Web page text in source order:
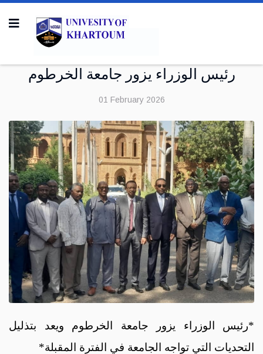
رئيس الوزراء يزور جامعة الخرطوم
01 February 2026
*رئيس الوزراء يزور جامعة الخرطوم ويعد بتذليل
التحديات التي تواجه الجامعة في الفترة المقبلة*